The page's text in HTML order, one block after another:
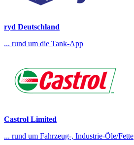
ryd Deutschland
... rund um die Tank-App
Castrol Limited
... rund um Fahrzeug-, Industrie-Öle/Fette